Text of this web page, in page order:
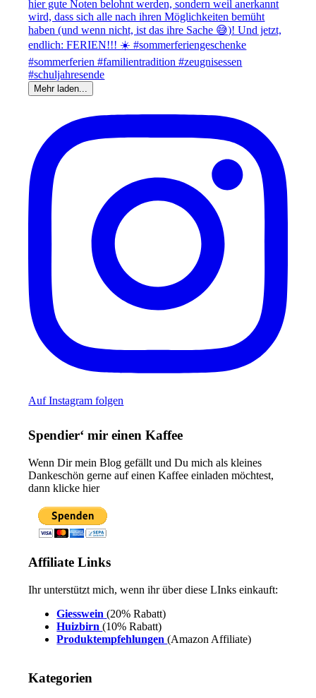
Mehr laden...
Auf Instagram folgen
Spendier‘ mir einen Kaffee
Wenn Dir mein Blog gefällt und Du mich als kleines
Dankeschön gerne auf einen Kaffee einladen möchtest,
dann klicke hier
Affiliate Links
Ihr unterstützt mich, wenn ihr über diese LInks einkauft:
Giesswein (20% Rabatt)
Huizbirn(10% Rabatt)
Produktempfehlungen(Amazon Affiliate)
Kategorien